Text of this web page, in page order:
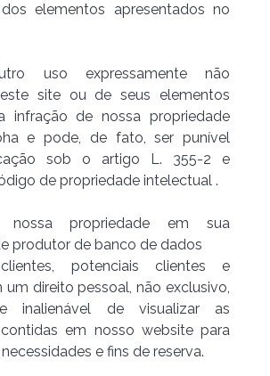
elementos apresentados no
uso expressamente não
site ou de seus elementos
infração de nossa propriedade
e pode, de fato, ser punível
sob o artigo L. 355-2 e
de propriedade intelectual .
nossa propriedade em sua
produtor de banco de dados
potenciais clientes e
um direito pessoal, não exclusivo,
inalienável de visualizar as
em nosso website para
e fins de reserva.